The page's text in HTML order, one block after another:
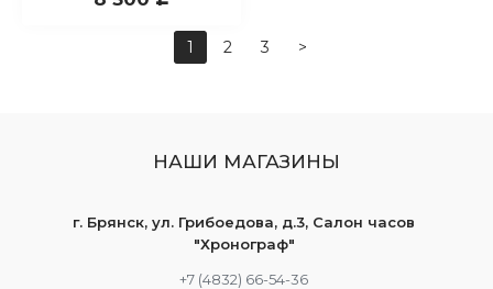
1 2 3 >
НАШИ МАГАЗИНЫ
г. Брянск, ул. Грибоедова, д.3, Салон часов
"Хронограф"
+7 (4832) 66-54-36